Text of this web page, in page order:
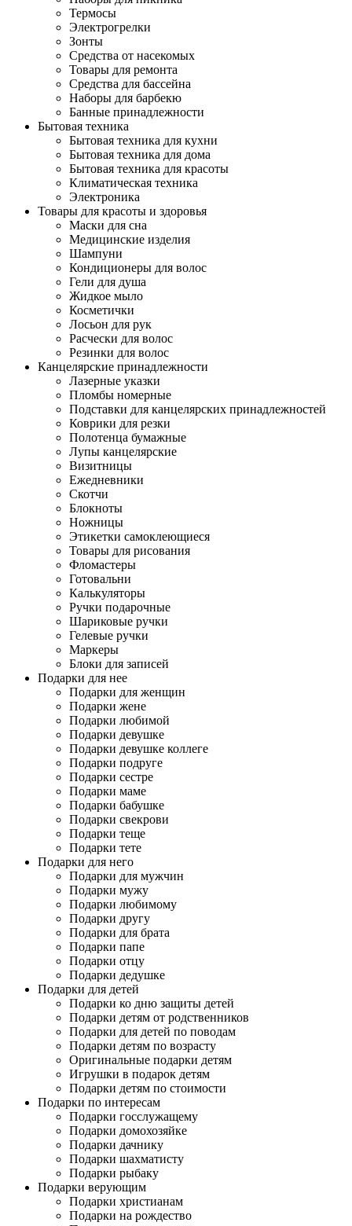
Термосы
Электрогрелки
Зонты
Средства от насекомых
Товары для ремонта
Средства для бассейна
Наборы для барбекю
Банные принадлежности
Бытовая техника
Бытовая техника для кухни
Бытовая техника для дома
Бытовая техника для красоты
Климатическая техника
Электроника
Товары для красоты и здоровья
Маски для сна
Медицинские изделия
Шампуни
Кондиционеры для волос
Гели для душа
Жидкое мыло
Косметички
Лосьон для рук
Расчески для волос
Резинки для волос
Канцелярские принадлежности
Лазерные указки
Пломбы номерные
Подставки для канцелярских принадлежностей
Коврики для резки
Полотенца бумажные
Лупы канцелярские
Визитницы
Ежедневники
Скотчи
Блокноты
Ножницы
Этикетки самоклеющиеся
Товары для рисования
Фломастеры
Готовальни
Калькуляторы
Ручки подарочные
Шариковые ручки
Гелевые ручки
Маркеры
Блоки для записей
Подарки для нее
Подарки для женщин
Подарки жене
Подарки любимой
Подарки девушке
Подарки девушке коллеге
Подарки подруге
Подарки сестре
Подарки маме
Подарки бабушке
Подарки свекрови
Подарки теще
Подарки тете
Подарки для него
Подарки для мужчин
Подарки мужу
Подарки любимому
Подарки другу
Подарки для брата
Подарки папе
Подарки отцу
Подарки дедушке
Подарки для детей
Подарки ко дню защиты детей
Подарки детям от родственников
Подарки для детей по поводам
Подарки детям по возрасту
Оригинальные подарки детям
Игрушки в подарок детям
Подарки детям по стоимости
Подарки по интересам
Подарки госслужащему
Подарки домохозяйке
Подарки дачнику
Подарки шахматисту
Подарки рыбаку
Подарки верующим
Подарки христианам
Подарки на рождество